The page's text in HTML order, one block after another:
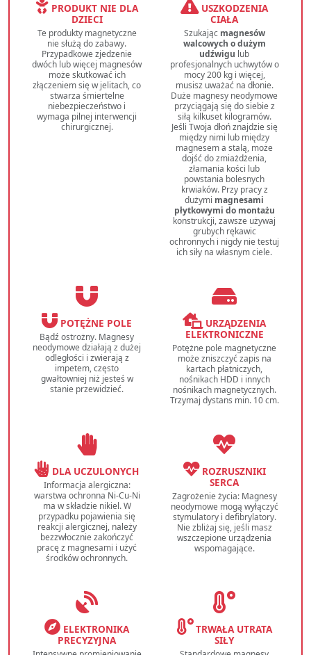
PRODUKT NIE DLA
DZIECI
Te produkty magnetyczne
nie służą do zabawy.
Przypadkowe zjedzenie
dwóch lub więcej magnesów
może skutkować ich
złączeniem się w jelitach, co
stwarza śmiertelne
niebezpieczeństwo i
wymaga pilnej interwencji
chirurgicznej.
USZKODZENIA
CIAŁA
Szukając magnesów
walcowych o dużym
udźwigu lub
profesjonalnych uchwytów o
mocy 200 kg i więcej,
musisz uważać na dłonie.
Duże magnesy neodymowe
przyciągają się do siebie z
siłą kilkuset kilogramów.
Jeśli Twoja dłoń znajdzie się
między nimi lub między
magnesem a stalą, może
dojść do zmiażdżenia,
złamania kości lub
powstania bolesnych
krwiaków. Przy pracy z
dużymi magnesami
płytkowymi do montażu
konstrukcji, zawsze używaj
grubych rękawic
ochronnych i nigdy nie testuj
ich siły na własnym ciele.
POTĘŻNE POLE
Bądź ostrożny. Magnesy
neodymowe działają z dużej
odległości i zwierają z
impetem, często
gwałtowniej niż jesteś w
stanie przewidzieć.
URZĄDZENIA
ELEKTRONICZNE
Potężne pole magnetyczne
może zniszczyć zapis na
kartach płatniczych,
nośnikach HDD i innych
nośnikach magnetycznych.
Trzymaj dystans min. 10 cm.
DLA UCZULONYCH
Informacja alergiczna:
warstwa ochronna Ni-Cu-Ni
ma w składzie nikiel. W
przypadku pojawienia się
reakcji alergicznej, należy
bezzwłocznie zakończyć
pracę z magnesami i użyć
środków ochronnych.
ROZRUSZNIKI
SERCA
Zagrożenie życia: Magnesy
neodymowe mogą wyłączyć
stymulatory i defibrylatory.
Nie zbliżaj się, jeśli masz
wszczepione urządzenia
wspomagające.
ELEKTRONIKA
PRECYZYJNA
TRWAŁA UTRATA
SIŁY